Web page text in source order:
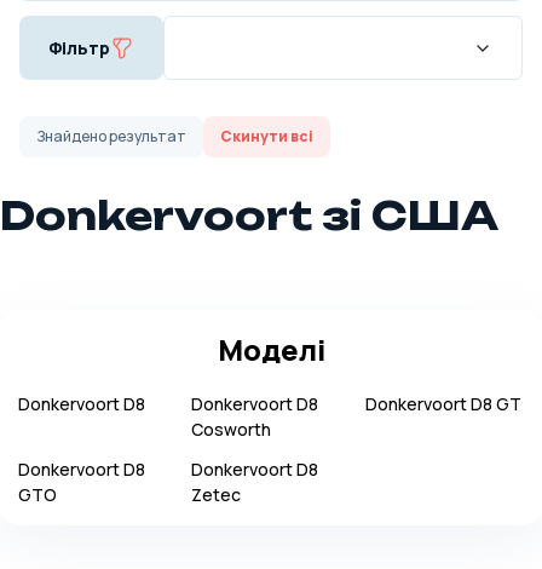
Фільтр
Знайденорезультат Скинути всі
Donkervoort зі США
Моделі
DonkervoortD8 DonkervoortD8
Cosworth
DonkervoortD8 GT
DonkervoortD8
GTO
DonkervoortD8
Zetec